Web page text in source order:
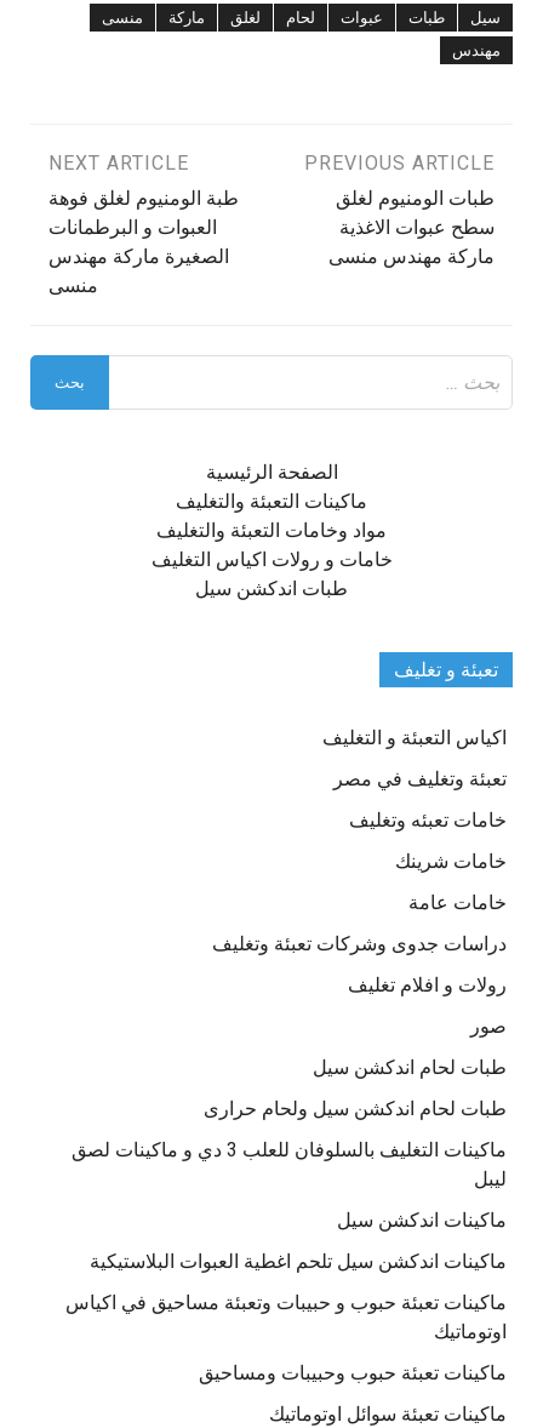
سيل
طبات عبوات لحام لغلق ماركة
منسى
مهندس
تصفّح
المقالات
PREVIOUS ARTICLE
طبات الومنيوم لغلق
سطح عبوات الاغذية
ماركة مهندس منسى
NEXT ARTICLE
طبة الومنيوم لغلق فوهة
العبوات و البرطمانات
الصغيرة ماركة مهندس
منسى
عن:
الصفحة الرئيسية
ماكينات التعبئة والتغليف
مواد وخامات التعبئة والتغليف
خامات و رولات اكياس التغليف
طبات اندكشن سيل
تعبئة و تغليف
اكياس التعبئة و التغليف
تعبئة وتغليف في مصر
خامات تعبئه وتغليف
خامات شرينك
خامات عامة
دراسات جدوى وشركات تعبئة وتغليف
رولات و افلام تغليف
صور
طبات لحام اندكشن سيل
طبات لحام اندكشن سيل ولحام حرارى
ماكينات التغليف بالسلوفان للعلب 3 دي و ماكينات لصق
ليبل
ماكينات اندكشن سيل
ماكينات اندكشن سيل تلحم اغطية العبوات البلاستيكية
ماكينات تعبئة حبوب و حبيبات وتعبئة مساحيق في اكياس
اوتوماتيك
ماكينات تعبئة حبوب وحبيبات ومساحيق
ماكينات تعبئة سوائل اوتوماتيك